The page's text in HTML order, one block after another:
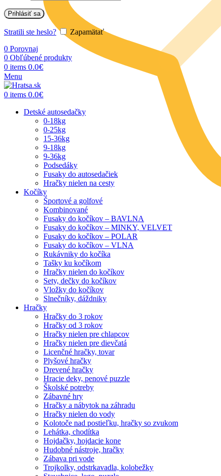
Prihlásiť sa
Stratili ste heslo?
Zapamätať
0 Porovnaj
0 Obľúbené produkty
0 items 0.0€
Menu
0 items 0.0€
Detské autosedačky
0-18kg
0-25kg
15-36kg
9-18kg
9-36kg
Podsedáky
Fusaky do autosedačiek
Hračky nielen na cesty
Kočíky
Športové a golfové
Kombinované
Fusaky do kočíkov – BAVLNA
Fusaky do kočíkov – MINKY, VELVET
Fusaky do kočíkov – POLAR
Fusaky do kočíkov – VLNA
Rukávniky do kočíka
Tašky ku kočíkom
Hračky nielen do kočíkov
Sety, dečky do kočíkov
Vložky do kočíkov
Slnečníky, dáždniky
Hračky
Hračky do 3 rokov
Hračky od 3 rokov
Hračky nielen pre chlapcov
Hračky nielen pre dievčatá
Licenčné hračky, tovar
Plyšové hračky
Drevené hračky
Hracie deky, penové puzzle
Školské potreby
Zábavné hry
Hračky a nábytok na záhradu
Hračky nielen do vody
Kolotoče nad postieľku, hračky so zvukom
Lehátka, chodítka
Hojdačky, hojdacie kone
Hudobné nástroje, hračky
Zábava pri vode
Trojkolky, odstrkavadla, kolobežky